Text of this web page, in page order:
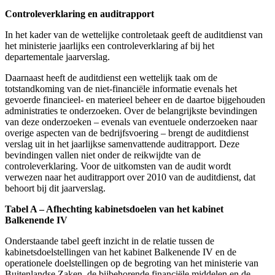
Controleverklaring en auditrapport
In het kader van de wettelijke controletaak geeft de auditdienst van
het ministerie jaarlijks een controleverklaring af bij het
departementale jaarverslag.
Daarnaast heeft de auditdienst een wettelijk taak om de
totstandkoming van de niet-financiële informatie evenals het
gevoerde financieel- en materieel beheer en de daartoe bijgehouden
administraties te onderzoeken. Over de belangrijkste bevindingen
van deze onderzoeken – evenals van eventuele onderzoeken naar
overige aspecten van de bedrijfsvoering – brengt de auditdienst
verslag uit in het jaarlijkse samenvattende auditrapport. Deze
bevindingen vallen niet onder de reikwijdte van de
controleverklaring. Voor de uitkomsten van de audit wordt
verwezen naar het auditrapport over 2010 van de auditdienst, dat
behoort bij dit jaarverslag.
Tabel A – Afhechting kabinetsdoelen van het kabinet
Balkenende IV
Onderstaande tabel geeft inzicht in de relatie tussen de
kabinetsdoelstellingen van het kabinet Balkenende IV en de
operationele doelstellingen op de begroting van het ministerie van